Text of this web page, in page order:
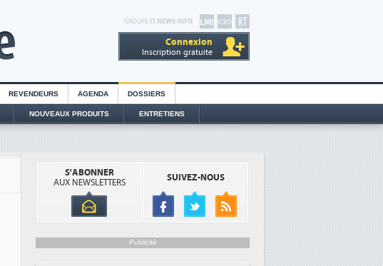
GROUPE IT NEWS INFO
Connexion
Inscription gratuite
REVENDEURS AGENDA DOSSIERS
NOUVEAUX PRODUITS ENTRETIENS
S'ABONNER
AUX NEWSLETTERS
SUIVEZ-NOUS
Publicité